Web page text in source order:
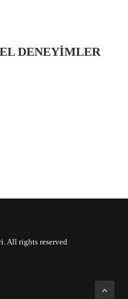
DENEYIMLER
All rights reserved